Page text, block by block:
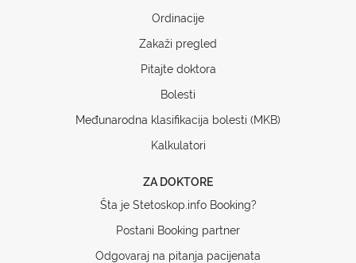
Ordinacije
Zakaži pregled
Pitajte doktora
Bolesti
Međunarodna klasifikacija bolesti (MKB)
Kalkulatori
ZA DOKTORE
Šta je Stetoskop.info Booking?
Postani Booking partner
Odgovaraj na pitanja pacijenata